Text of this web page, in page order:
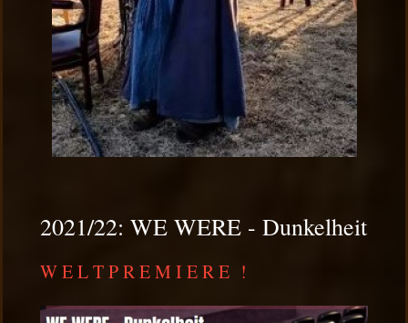
2021/22: WE WERE - Dunkelheit
W E L T P R E M I E R E !